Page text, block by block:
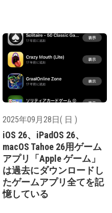
2025年09月28日( 日 )
iOS 26、iPadOS 26、
macOS Tahoe 26用ゲーム
アプリ「Apple ゲーム」
は過去にダウンロードし
たゲームアプリ全てを記
憶している